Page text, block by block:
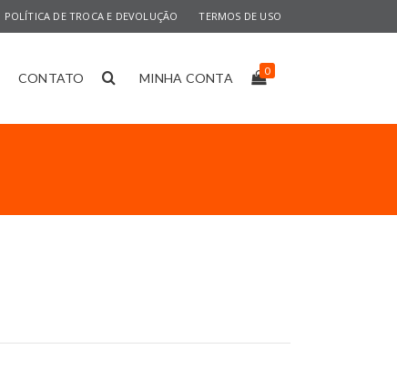
POLÍTICA DE TROCA E DEVOLUÇÃO TERMOS DE USO
CONTATO MINHA CONTA 0